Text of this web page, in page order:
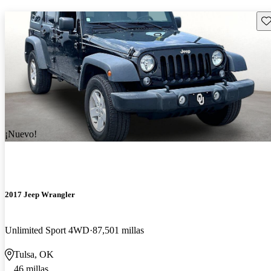
¡Nuevo!
2017 Jeep Wrangler
Unlimited Sport 4WD 87,501 millas
Tulsa, OK